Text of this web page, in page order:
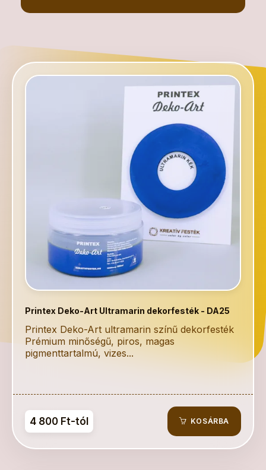
Printex Deko-Art Ultramarin dekorfesték - DA25
Printex Deko-Art ultramarin színű dekorfesték
Prémium minőségű, piros, magas
pigmenttartalmú, vizes...
4 800 Ft-tól KOSÁRBA